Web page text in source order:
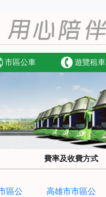
市區公車 遊覽租車
費率及收費方式
區公
高雄市市區公